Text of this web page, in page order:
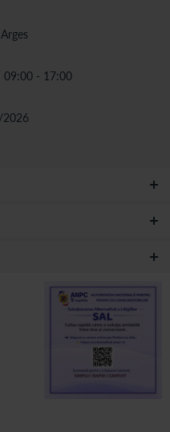
09:00 - 17:00
2026